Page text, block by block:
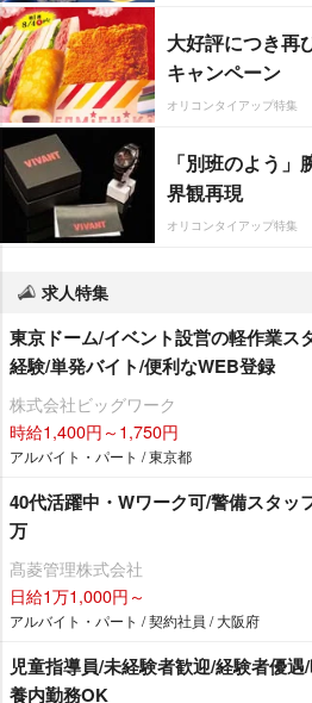
大好評につき再
キャンペーン
オリコンタイアップ特集
「別班のよう
界観再現
オリコンタイアップ特集
求人特集
東京ドーム/イベント設営の軽作業ス
経験/単発バイト/便利なWEB登録
株式会社ビッグワーク
時給1,400円～1,750円
アルバイト・パート / 東京都
40代活躍中・Wワーク可/警備スタッ
万
髙菱管理株式会社
日給1万1,000円～
アルバイト・パート / 契約社員 / 大阪府
児童指導員/未経験者歓迎/経験者優
養内勤務OK